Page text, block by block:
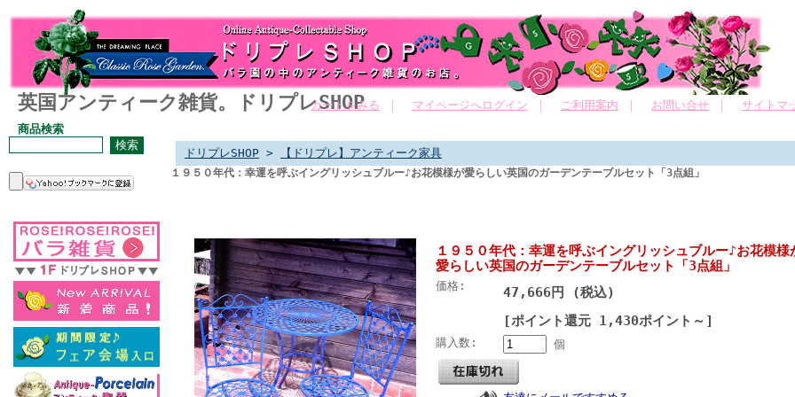
英国アンティーク雑貨。ドリプレSHOP
カートをみる マイページへログイン ご利用案内 お問い合せ
サイトマ
商品検索
ドリプレSHOP > 【ドリプレ】アンティーク家具
１９５０年代：幸運を呼ぶイングリッシュブルー♪お花模様が愛らしい英国のガーデンテーブルセット「3点組」
１９５０年代：幸運を呼ぶイングリッシュブルー♪お花模様
愛らしい英国のガーデンテーブルセット「3点組」
価格:
47,666円 (税込)
[ポイント還元 1,430ポイント～]
購入数: 個